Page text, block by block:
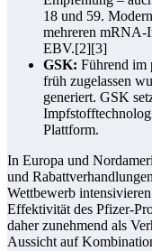
18 und 59.
mehreren
EBV.[2][3]
GSK: Führend im
früh zugelassen
generiert. GSK
Plattform.
In Europa und
und
Wettbewerb
Effektivität des Pfizer-
daher zunehmend als
Aussicht auf